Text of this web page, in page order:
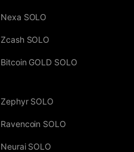
Nexa SOLO
Zcash SOLO
Bitcoin GOLD SOLO
Zephyr SOLO
Ravencoin SOLO
Neurai SOLO